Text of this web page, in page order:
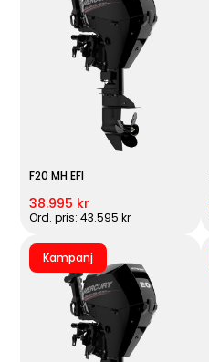
F20 MH EFI
38.995 kr
Ord. pris: 43.595 kr
Kampanj